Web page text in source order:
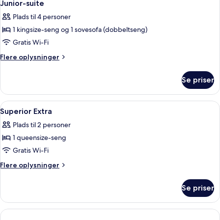
alle
billeder
af
Junior-
suite
Junior-suite
Plads til 4 personer
1 kingsize-seng og 1 sovesofa (dobbeltseng)
Gratis Wi-Fi
Flere oplysninger
Flere
suite
Se priser
Indlæs
alle
billeder
af
Superior
Extra
Pengeskab på værelset, gratis Wi-Fi,
1
Superior Extra
Plads til 2 personer
1 queensize-seng
Gratis Wi-Fi
Flere oplysninger
Flere
Extra
Se priser